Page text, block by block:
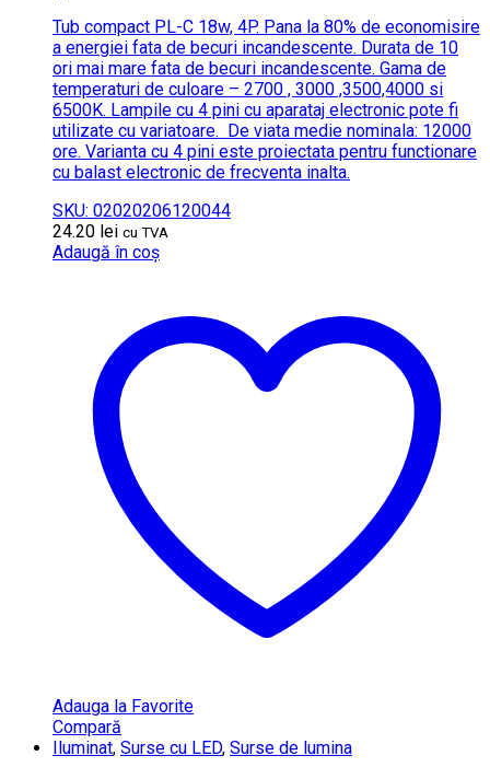
Tub compact PL-C 18w, 4P. Pana la 80% de economisire
a energiei fata de becuri incandescente. Durata de 10
ori mai mare fata de becuri incandescente. Gama de
temperaturi de culoare – 2700 , 3000 ,3500,4000 si
6500K. Lampile cu 4 pini cu aparataj electronic pote fi
utilizate cu variatoare. De viata medie nominala: 12000
ore. Varianta cu 4 pini este proiectata pentru functionare
cu balast electronic de frecventa inalta.
SKU: 02020206120044
24.20 lei cu TVA
Adaugă în coș
Adauga la Favorite
Compară
Iluminat, Surse cu LED, Surse de lumina